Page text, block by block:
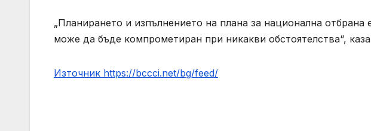
„Планирането и изпълнението на плана за национална отбрана
може да бъде компрометиран при никакви обстоятелства“,
Източник https://bccci.net/bg/feed/